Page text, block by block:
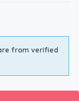
from verified